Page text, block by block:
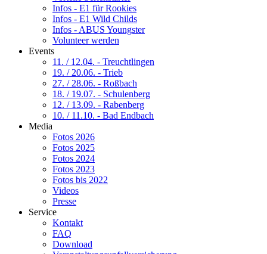
Infos - E1 für Rookies
Infos - E1 Wild Childs
Infos - ABUS Youngster
Volunteer werden
Events
11. / 12.04. - Treuchtlingen
19. / 20.06. - Trieb
27. / 28.06. - Roßbach
18. / 19.07. - Schulenberg
12. / 13.09. - Rabenberg
10. / 11.10. - Bad Endbach
Media
Fotos 2026
Fotos 2025
Fotos 2024
Fotos 2023
Fotos bis 2022
Videos
Presse
Service
Kontakt
FAQ
Download